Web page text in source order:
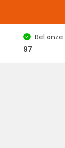
Bel onze
97